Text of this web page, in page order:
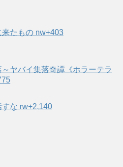
たもの nw+403
～ヤバイ集落奇譚《ホラーテラ
な rw+2,140